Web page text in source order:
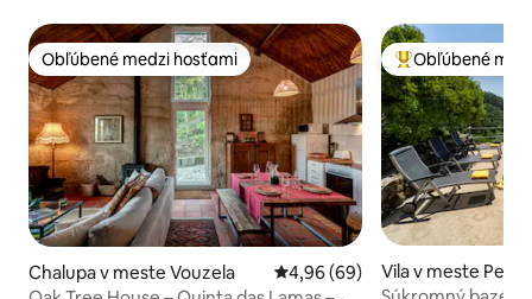
Obľúbené medzi hosťami
Obľúbené medzi hosťami
Chalupa v meste Vouzela Priemerné ohodnotenie 4,96
4,96 (69)
Najobľúbenejšie
Obľúbené
Vila v meste